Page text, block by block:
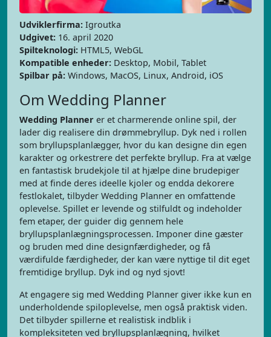
Udviklerfirma: Igroutka
Udgivet: 16. april 2020
Spilteknologi: HTML5, WebGL
Kompatible enheder: Desktop, Mobil, Tablet
Spilbar på: Windows, MacOS, Linux, Android, iOS
Om Wedding Planner
Wedding Planner er et charmerende online spil, der
lader dig realisere din drømmebryllup. Dyk ned i rollen
som bryllupsplanlægger, hvor du kan designe din egen
karakter og orkestrere det perfekte bryllup. Fra at vælge
en fantastisk brudekjole til at hjælpe dine brudepiger
med at finde deres ideelle kjoler og endda dekorere
festlokalet, tilbyder Wedding Planner en omfattende
oplevelse. Spillet er levende og stilfuldt og indeholder
fem etaper, der guider dig gennem hele
bryllupsplanlægningsprocessen. Imponer dine gæster
og bruden med dine designfærdigheder, og få
værdifulde færdigheder, der kan være nyttige til dit eget
fremtidige bryllup. Dyk ind og nyd sjovt!
At engagere sig med Wedding Planner giver ikke kun en
underholdende spiloplevelse, men også praktisk viden.
Det tilbyder spillerne et realistisk indblik i
kompleksiteten ved bryllupsplanlægning, hvilket